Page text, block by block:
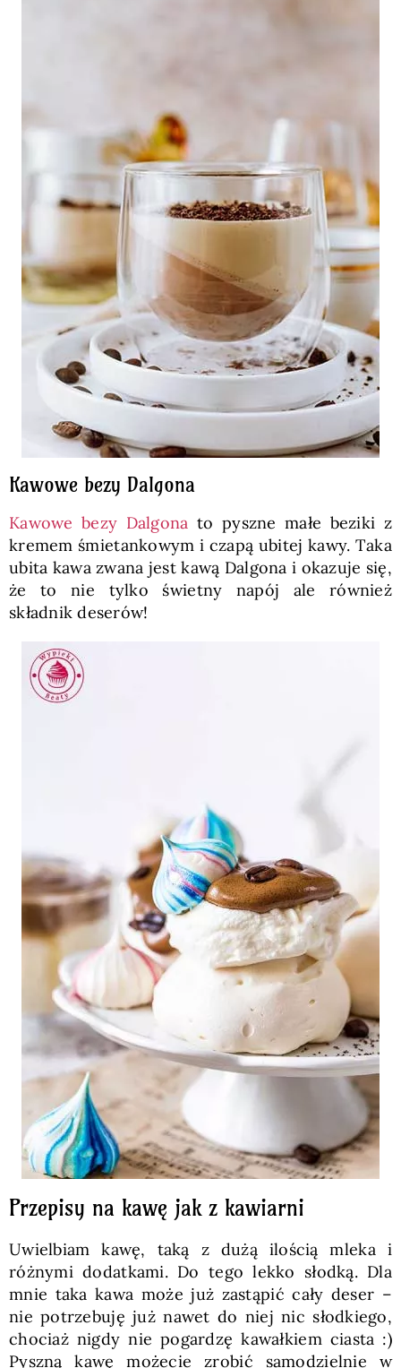
Kawowe bezy Dalgona
Kawowe bezy Dalgona to pyszne małe beziki z
kremem śmietankowym i czapą ubitej kawy. Taka
ubita kawa zwana jest kawą Dalgona i okazuje się,
że to nie tylko świetny napój ale również
składnik deserów!
Przepisy na kawę jak z kawiarni
Uwielbiam kawę, taką z dużą ilością mleka i
różnymi dodatkami. Do tego lekko słodką. Dla
mnie taka kawa może już zastąpić cały deser –
nie potrzebuję już nawet do niej nic słodkiego,
chociaż nigdy nie pogardzę kawałkiem ciasta :)
Pyszną kawę możecie zrobić samodzielnie w